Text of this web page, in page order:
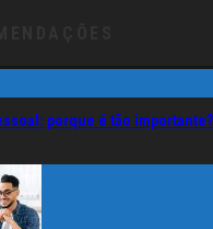
porque é tão importante?